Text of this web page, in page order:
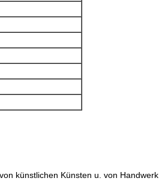
künstlichen Künsten u. von